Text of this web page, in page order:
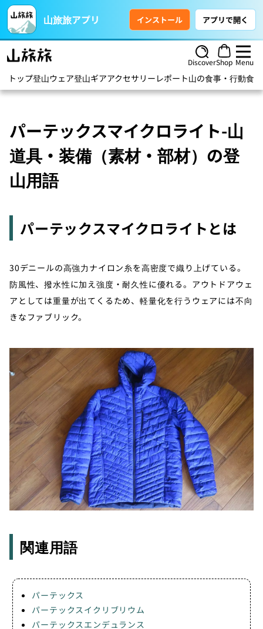
山旅旅アプリ インストール アプリで開く
DiscoverShop Menu
トップ登山ウェア登山ギアアクセサリー レポート山の食事・行動食
パーテックスマイクロライト-山
道具・装備（素材・部材）の登
山用語
パーテックスマイクロライトとは
30デニールの高強力ナイロン糸を高密度で織り上げている。
防風性、撥水性に加え強度・耐久性に優れる。アウトドアウェ
アとしては重量が出てくるため、軽量化を行うウェアには不向
きなファブリック。
関連用語
パーテックス
パーテックスイクリブリウム
パーテックスエンデュランス